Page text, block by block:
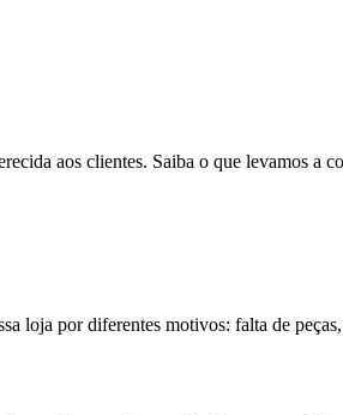
aos clientes. Saiba o que levamos a
loja por diferentes motivos: falta de